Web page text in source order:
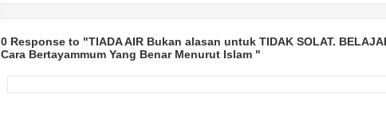
0 Response to "TIADA AIR Bukan alasan untuk TIDAK SOLAT.
Cara Bertayammum Yang Benar Menurut Islam "